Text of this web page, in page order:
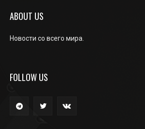
ABOUT US
Новости со всего мира.
FOLLOW US